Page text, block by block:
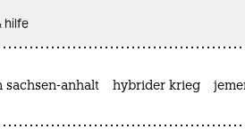
hilfe
sachsen-anhalt hybrider krieg